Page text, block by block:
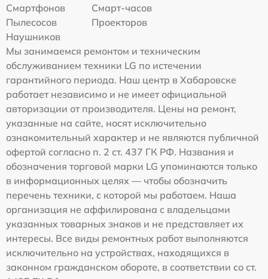
Смартфонов
Смарт-часов
Пылесосов
Проекторов
Наушников
Мы занимаемся ремонтом и техническим
обслуживанием техники LG по истечении
гарантийного периода. Наш центр в Хабаровске
работает независимо и не имеет официальной
авторизации от производителя. Цены на ремонт,
указанные на сайте, носят исключительно
ознакомительный характер и не являются публичной
офертой согласно п. 2 ст. 437 ГК РФ. Названия и
обозначения торговой марки LG упоминаются только
в информационных целях — чтобы обозначить
перечень техники, с которой мы работаем. Наша
организация не аффилирована с владельцами
указанных товарных знаков и не представляет их
интересы. Все виды ремонтных работ выполняются
исключительно на устройствах, находящихся в
законном гражданском обороте, в соответствии со ст.